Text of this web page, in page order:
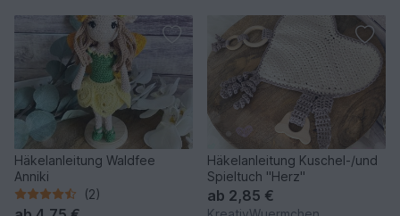
Häkelanleitung Waldfee
Anniki
(2)
Häkelanleitung Kuschel-/und
Spieltuch "Herz"
ab 2,85 €